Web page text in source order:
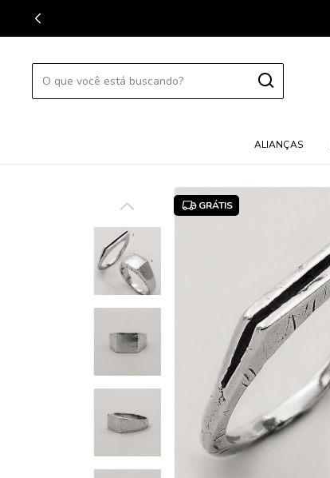
ALIANÇAS
GRÁTIS